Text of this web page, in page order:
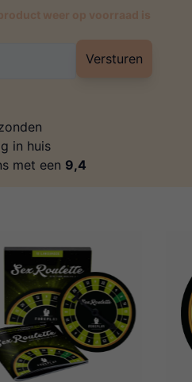
weer op voorraad is
Versturen
in huis
met een 9,4